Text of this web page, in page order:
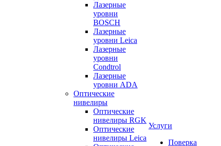
Лазерные
уровни
BOSCH
Лазерные
уровни Leica
Лазерные
уровни
Condtrol
Лазерные
уровни ADA
Оптические
нивелиры
Оптические
нивелиры RGK
Оптические
нивелиры Leica
Услуги
Поверка